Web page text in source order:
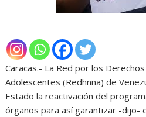
Caracas.- La Red por los
Adolescentes (Redhnna) de
Estado la reactivación del
órganos para así garantizar -dijo-